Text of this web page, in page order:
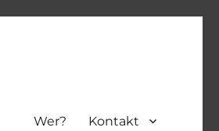
Wer? Kontakt